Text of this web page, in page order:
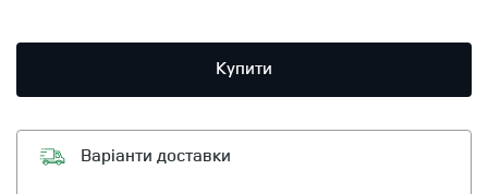
Купити
Варіанти доставки